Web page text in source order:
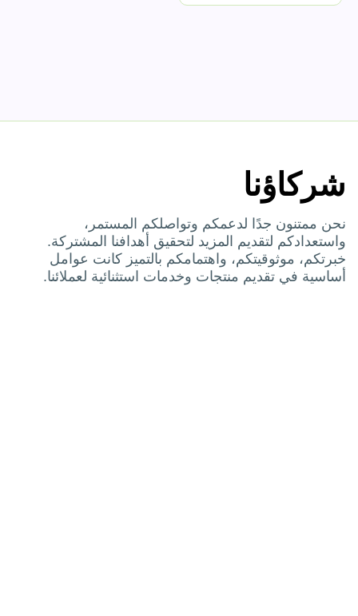
شركاؤنا
نحن ممتنون جدًا لدعمكم وتواصلكم المستمر،
واستعدادكم لتقديم المزيد لتحقيق أهدافنا المشتركة.
خبرتكم، موثوقيتكم، واهتمامكم بالتميز كانت عوامل
أساسية في تقديم منتجات وخدمات استثنائية لعملائنا.